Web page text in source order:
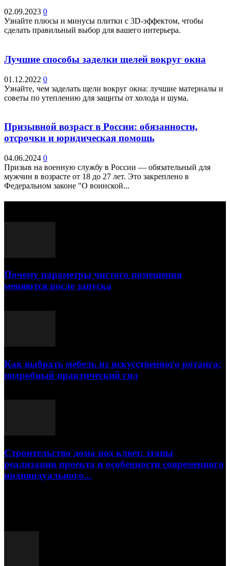
02.09.2023 0
Узнайте плюсы и минусы плитки с 3D-эффектом, чтобы
сделать правильный выбор для вашего интерьера.
Лучшие способы заделки щелей вокруг окна
01.12.2022 0
Узнайте, чем заделать щели вокруг окна: лучшие материалы и
советы по утеплению для защиты от холода и шума.
Призывной возраст в России: обязанности,
отсрочки и юридическая помощь
04.06.2024 0
Призыв на военную службу в России — обязательный для
мужчин в возрасте от 18 до 27 лет. Это закреплено в
Федеральном законе "О воинской...
Почему параметры чистого помещения
меняются после запуска
Как выбрать мебель из искусственного ротанга:
подробный практический гид
Строительство дома под ключ: этапы
реализации проекта и особенности современного
индивидуального...